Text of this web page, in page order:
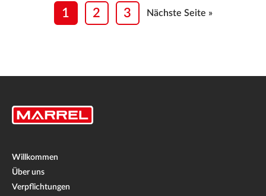
1 2 3 Nächste Seite »
Willkommen
Über uns
Verpflichtungen